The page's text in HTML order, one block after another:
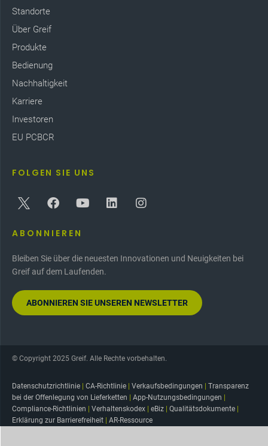
Standorte
Über Greif
Produkte
Bedienung
Nachhaltigkeit
Karriere
Investoren
EU PCBCR
FOLGEN SIE UNS
ABONNIEREN
Bleiben Sie über die neuesten Innovationen und Neuigkeiten bei
Greif auf dem Laufenden.
ABONNIEREN SIE UNSEREN NEWSLETTER
© Copyright 2025 Greif. Alle Rechte vorbehalten.
Datenschutzrichtlinie | CA-Richtlinie | Verkaufsbedingungen | Transparenz
bei der Offenlegung von Lieferketten | App-Nutzungsbedingungen |
Compliance-Richtlinien | Verhaltenskodex | eBiz | Qualitätsdokumente |
Erklärung zur Barrierefreiheit | AR-Ressource